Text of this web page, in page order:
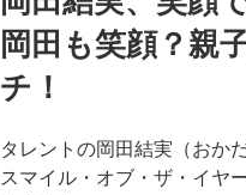
日:
岡田も笑顔？親
チ！
タレントの岡田結実（おか
スマイル・オブ・ザ・イヤ